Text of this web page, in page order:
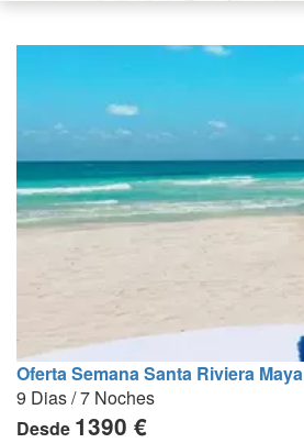
Oferta Semana Santa Riviera Maya
9 Dias / 7 Noches
Desde 1390 €